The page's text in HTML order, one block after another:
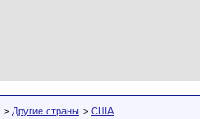
> Другие страны > США